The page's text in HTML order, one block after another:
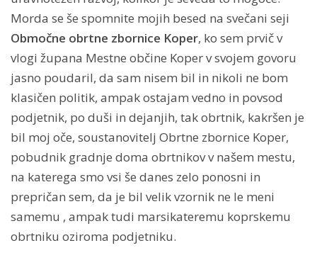
Morda se še spomnite mojih besed na svečani seji
Območne obrtne zbornice Koper, ko sem prvič v
vlogi župana Mestne občine Koper v svojem govoru
jasno poudaril, da sam nisem bil in nikoli ne bom
klasičen politik, ampak ostajam vedno in povsod
podjetnik, po duši in dejanjih, tak obrtnik, kakršen je
bil moj oče, soustanovitelj Obrtne zbornice Koper,
pobudnik gradnje doma obrtnikov v našem mestu,
na katerega smo vsi še danes zelo ponosni in
prepričan sem, da je bil velik vzornik ne le meni
samemu , ampak tudi marsikateremu koprskemu
obrtniku oziroma podjetniku.